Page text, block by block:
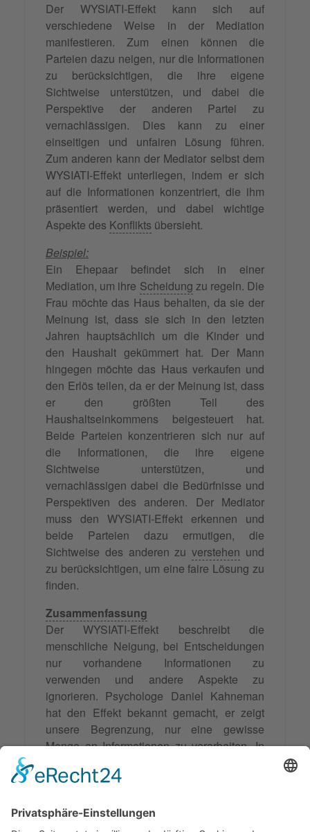
Der WYSIATI-Effekt kann sich auf
verschiedene Weise in der Mediation
manifestieren. Zum einen können die
Parteien dazu neigen, nur die Informationen
zu berücksichtigen, die ihre eigene
Sichtweise unterstützen, und dabei die
Perspektive der anderen Partei zu
vernachlässigen. Dies kann zu einer
einseitigen und unfairen Lösung führen.
Zum anderen kann der Mediator selbst dem
WYSIATI-Effekt unterliegen, indem er sich
auf die Informationen konzentriert, die ihm
präsentiert werden, und dabei wichtige
Aspekte des Konflikts übersieht.
Beispiel:
Ein Ehepaar befindet sich in einer
Mediation, um ihre Scheidung zu regeln. Die
Frau möchte das Haus behalten, da sie der
Meinung ist, dass sie sich in den letzten
Jahren hauptsächlich um die Kinder und
den Haushalt gekümmert hat. Der Mann
hingegen möchte das Haus verkaufen und
den Erlös teilen, da er der Meinung ist, dass
er den größten Teil des
Haushaltseinkommens beigesteuert hat.
Beide Parteien konzentrieren sich nur auf
die Informationen, die ihre eigene
Sichtweise unterstützen, und
vernachlässigen dabei die Bedürfnisse und
Perspektiven des anderen. Der Mediator
muss den WYSIATI-Effekt erkennen und
beide Parteien dazu ermutigen, die
Sichtweise des anderen zuverstehen und
zu berücksichtigen, um eine faire Lösung zu
finden.
Zusammenfassung
Der WYSIATI-Effekt beschreibt die
menschliche Neigung, bei Entscheidungen
nur vorhandene Informationen zu
verwenden und andere Aspekte zu
ignorieren. Psychologe Daniel Kahneman
hat den Effekt bekannt gemacht, er zeigt
unsere Begrenzung, nur eine gewisse
Menge an Informationen zu verarbeiten. In
Effekt sowohl die Parteien als auch den
Lösungen führen. Es ist wichtig, diesen